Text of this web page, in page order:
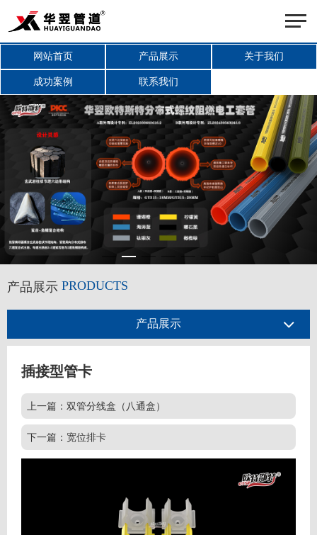
网站首页 产品展示 关于我们
成功案例 联系我们
产品展示 PRODUCTS
产品展示
插接型管卡
上一篇：双管分线盒（八通盒）
下一篇：宽位排卡